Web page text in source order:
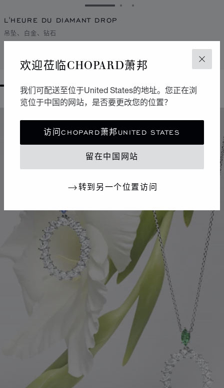
关闭
欢迎莅临CHOPARD萧邦
我们可配送至位于United States的地址。您正在浏
览位于中国的网站，是否要更改您的位置？
访问CHOPARD萧邦UNITED STATES
留在中国网站
转到另一个位置访问
转到幻灯片 1转到幻灯片 2
转到幻灯片 3
L'HEURE DU DIAMANT DROP
吊坠、白金、钻石
GO TO SLIDE 1
GO TO SLIDE 2
GO TO SLIDE 3
GO TO SLIDE 4
GO TO SLIDE 5
GO TO SLIDE 6
GO TO SLIDE 7
GO TO SLIDE 8